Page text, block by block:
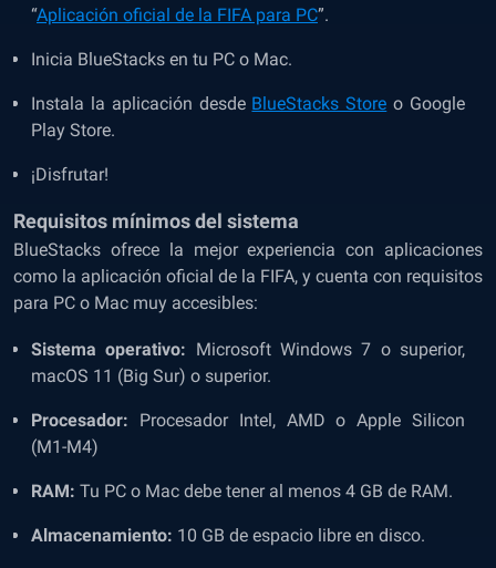
“Aplicación oficial de la FIFA para PC”.
Inicia BlueStacks en tu PC o Mac.
Instala la aplicación desde BlueStacks Store o Google
Play Store.
¡Disfrutar!
Requisitos mínimos del sistema
BlueStacks ofrece la mejor experiencia con aplicaciones
como la aplicación oficial de la FIFA, y cuenta con requisitos
para PC o Mac muy accesibles:
Sistema operativo: Microsoft Windows 7 o superior,
macOS 11 (Big Sur) o superior.
Procesador: Procesador Intel, AMD o Apple Silicon
(M1-M4)
RAM: Tu PC o Mac debe tener al menos 4 GB de RAM.
Almacenamiento: 10 GB de espacio libre en disco.